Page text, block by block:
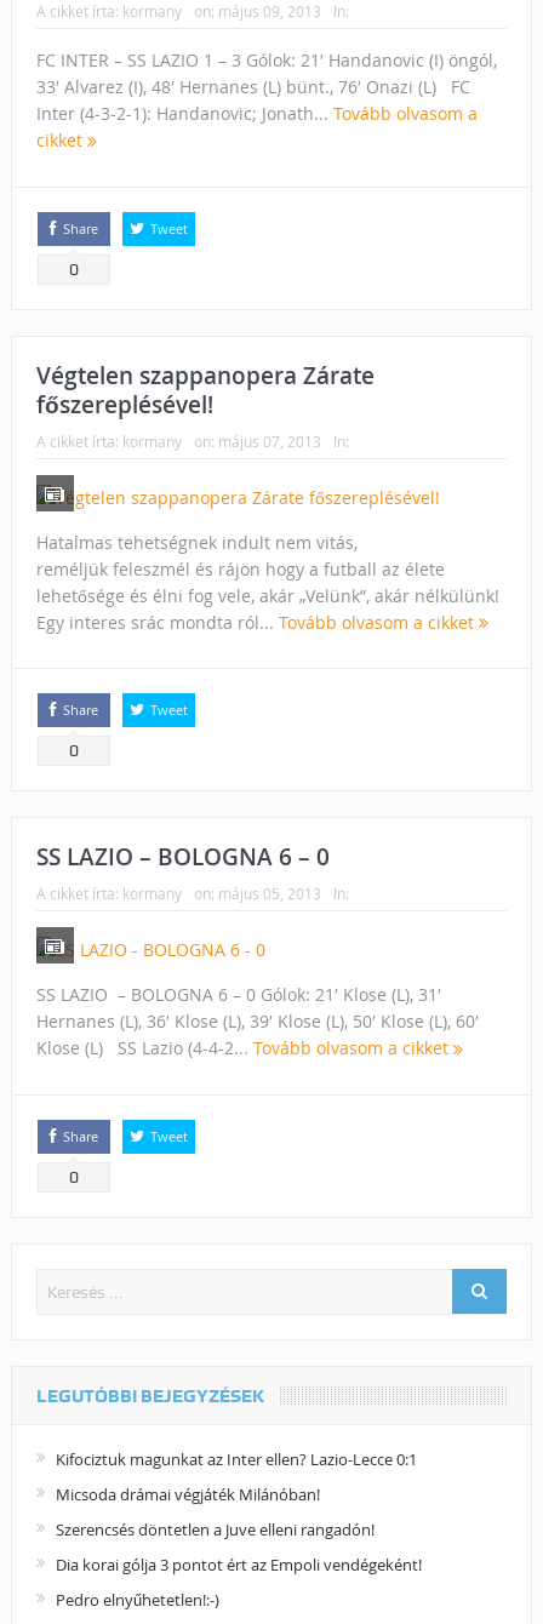
A cikket írta: kormany on: május 09, 2013 In:
FC INTER – SS LAZIO 1 – 3 Gólok: 21′ Handanovic (I) öngól,
33′ Alvarez (I), 48′ Hernanes (L) bünt., 76′ Onazi (L) FC
Inter (4-3-2-1): Handanovic; Jonath... Tovább olvasom a
cikket
Share
0
Tweet
Végtelen szappanopera Zárate
főszereplésével!
A cikket írta: kormany on: május 07, 2013 In:
Hatalmas tehetségnek indult nem vitás,
reméljük feleszmél és rájön hogy a futball az élete
lehetősége és élni fog vele, akár „Velünk”, akár nélkülünk!
Egy interes srác mondta ról... Tovább olvasom a cikket
Share
0
Tweet
SS LAZIO – BOLOGNA 6 – 0
A cikket írta: kormany on: május 05, 2013 In:
SS LAZIO – BOLOGNA 6 – 0 Gólok: 21′ Klose (L), 31′
Hernanes (L), 36′ Klose (L), 39′ Klose (L), 50′ Klose (L), 60′
Klose (L) SS Lazio (4-4-2... Tovább olvasom a cikket
Share
0
Tweet
LEGUTÓBBI BEJEGYZÉSEK
Kifociztuk magunkat az Inter ellen? Lazio-Lecce 0:1
Micsoda drámai végjáték Milánóban!
Szerencsés döntetlen a Juve elleni rangadón!
Dia korai gólja 3 pontot ért az Empoli vendégeként!
Pedro elnyűhetetlen!:-)